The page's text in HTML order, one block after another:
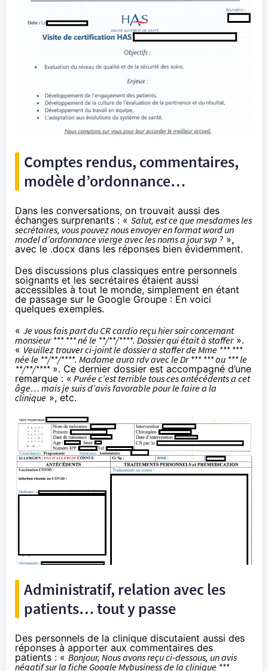
Comptes rendus, commentaires,
modèle d’ordonnance…
Dans les conversations, on trouvait aussi des
échanges surprenants : « Salut, est ce que mesdames les
secrétaires, vous pouvez nous envoyer en format word un
model d’ordonnance vierge avec les noms a jour svp ? »,
avec le .docx dans les réponses bien évidemment.
Des discussions plus classiques entre personnels
soignants et les secrétaires étaient aussi
accessibles à tout le monde, simplement en étant
de passage sur le Google Groupe : En voici
quelques exemples.
« Je vous fais part du CR cardio reçu hier soir concernant
monsieur *** *** né le **/**/****. Dossier qui était à staffer».
« Veuillez trouver ci-joint le dossier a staffer de Mme *** ***
née le **/**/****. Madame aura rdv avec le Dr *** *** au *** le
**/**/****». Ce dernier dossier est accompagné d’une
remarque : « Purée c’est terrible tous ces antécédents a cet
âge… mais je suis d’avis favorable pour le faire a la
clinique », etc.
Administratif, relation avec les
patients… tout y passe
Des personnels de la clinique discutaient aussi des
réponses à apporter aux commentaires des
patients : « Bonjour, Nous avons reçu ci-dessous, un avis
négatif sur la fiche Google Mybusiness de la clinique ***